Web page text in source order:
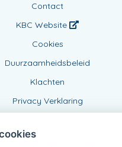
Contact
KBC Website
Cookies
Duurzaamheidsbeleid
Klachten
Privacy Verklaring